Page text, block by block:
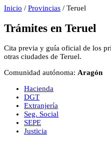
Inicio / Provincias / Teruel
Trámites en Teruel
Cita previa y guía oficial de los
otras ciudades de Teruel.
Comunidad autónoma: Aragón
Hacienda
DGT
Extranjería
Seg. Social
SEPE
Justicia